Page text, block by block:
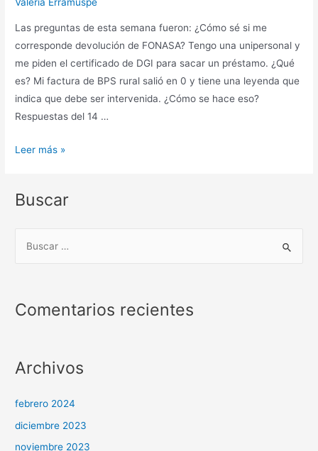
Valeria Erramuspe
Las preguntas de esta semana fueron: ¿Cómo sé si me
corresponde devolución de FONASA? Tengo una unipersonal y
me piden el certificado de DGI para sacar un préstamo. ¿Qué
es? Mi factura de BPS rural salió en 0 y tiene una leyenda que
indica que debe ser intervenida. ¿Cómo se hace eso?
Respuestas del 14 …
Escritorio
Programa
Leer más »
Buscar
a
o
:
Comentarios recientes
Archivos
febrero 2024
diciembre 2023
noviembre 2023